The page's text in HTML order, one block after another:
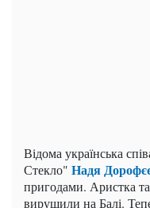
Відома українська
Стекло" Надя
пригодами. Аристка
вирушили на Балі.